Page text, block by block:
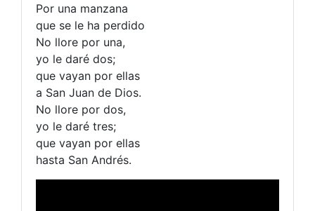
Por una manzana
que se le ha perdido
No llore por una,
yo le daré dos;
que vayan por ellas
a San Juan de Dios.
No llore por dos,
yo le daré tres;
que vayan por ellas
hasta San Andrés.